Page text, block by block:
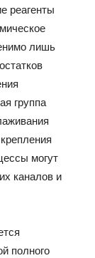
реагенты
лишь
группа
могут
каналов и
полного